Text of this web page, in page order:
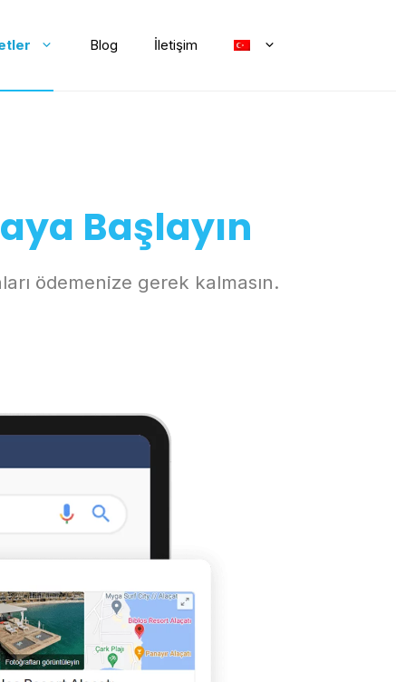
Blog İletişim
Başlayın
ödemenize gerek kalmasın.